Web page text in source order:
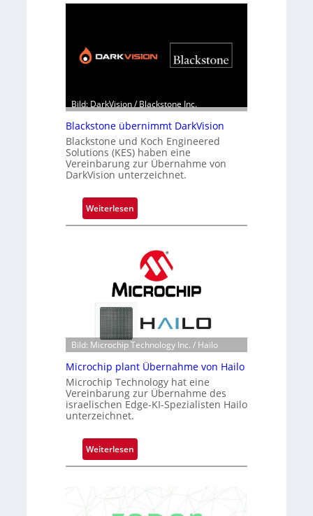
Bild: DarkVision / Blackstone Inc.
Blackstone übernimmt DarkVision
Blackstone und Koch Engineered
Solutions (KES) haben eine
Vereinbarung zur Übernahme von
DarkVision unterzeichnet.
Weiterlesen
B
s
n
e
ü
b
e
m
Bild: Microchip Technology Inc. / Hailo
Microchip plant Übernahme von Hailo
Microchip Technology hat eine
Vereinbarung zur Übernahme des
israelischen Edge-KI-Spezialisten Hailo
unterzeichnet.
Weiterlesen
M